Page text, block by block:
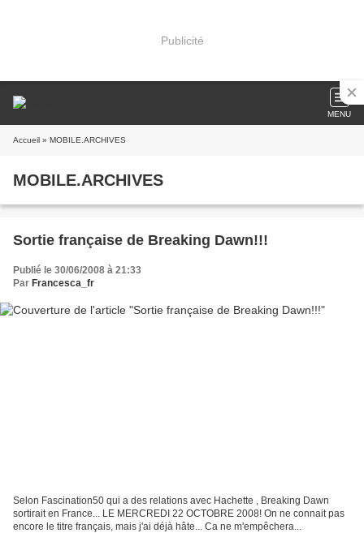
Publicité
MENU
Accueil » MOBILE.ARCHIVES
MOBILE.ARCHIVES
Sortie française de Breaking Dawn!!!
Publié le 30/06/2008 à 21:33
Par Francesca_fr
Selon Fascination50 qui a des relations avec Hachette
, Breaking Dawn
sortirait en France... LE MERCREDI 22 OCTOBRE 2008! On ne connait pas
encore le titre français, mais j'ai déjà hâte... Ca ne m'empêchera...